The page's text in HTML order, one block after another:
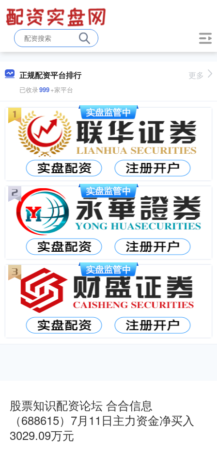
正规配资平台排行
已收录999+家平台
更多
股票知识配资论坛 合合信息
（688615）7月11日主力资金净买入
3029.09万元